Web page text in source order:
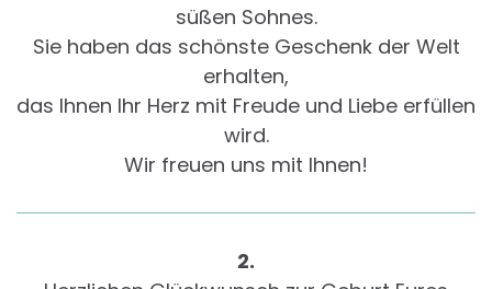
süßen Sohnes.
Sie haben das schönste Geschenk der Welt
erhalten,
das Ihnen Ihr Herz mit Freude und Liebe erfüllen
wird.
Wir freuen uns mit Ihnen!
2.